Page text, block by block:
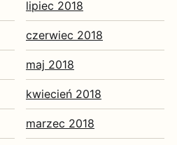
lipiec 2018
czerwiec 2018
maj 2018
kwiecień 2018
marzec 2018